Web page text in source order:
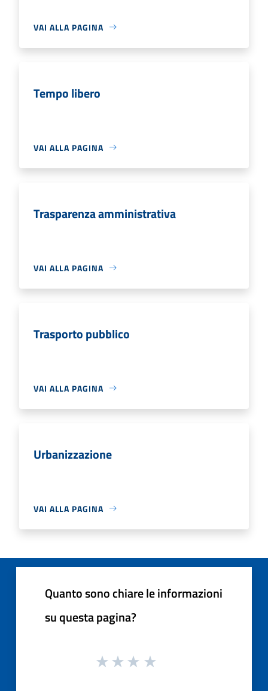
VAI ALLA PAGINA
Tempo libero
VAI ALLA PAGINA
Trasparenza amministrativa
VAI ALLA PAGINA
Trasporto pubblico
VAI ALLA PAGINA
Urbanizzazione
VAI ALLA PAGINA
Quanto sono chiare le informazioni
su questa pagina?